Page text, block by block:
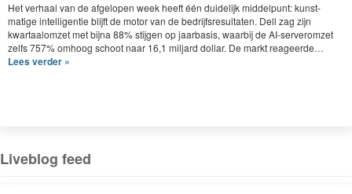
Het ver­haal van de afgelopen week heeft één duidelijk mid­delpunt: kun­st­
matige intel­li­gen­tie bli­jft de motor van de bedri­jf­s­re­sul­tat­en. Dell zag zijn
kwartaalomzet met bij­na 88% sti­j­gen op jaar­ba­sis, waar­bij de AI-serveromzet
zelfs757% omhoog schoot naar 16,1 mil­jard dol­lar. De markt reageerde…
Lees verder »
Liveblog feed